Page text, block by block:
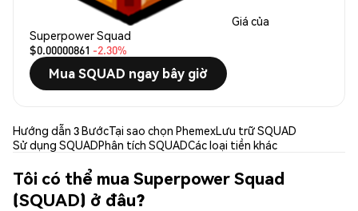
Giá của
Superpower Squad
$0.00000861 -2.30%
Mua SQUAD ngay bây giờ
Hướng dẫn 3 BướcTại sao chọn PhemexLưu trữ SQUAD
Sử dụng SQUADPhân tích SQUADCác loại tiền khác
Tôi có thể mua Superpower Squad
(SQUAD) ở đâu?